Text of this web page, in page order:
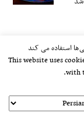
از وب‌سایت
استفاده می کند
This website uses
with